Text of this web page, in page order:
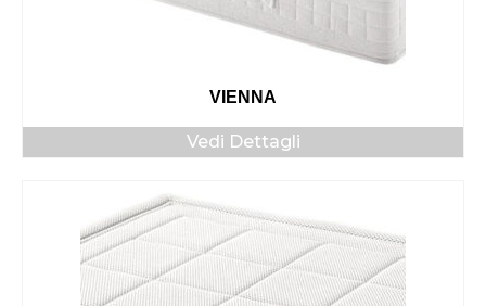
VIENNA
Vedi Dettagli